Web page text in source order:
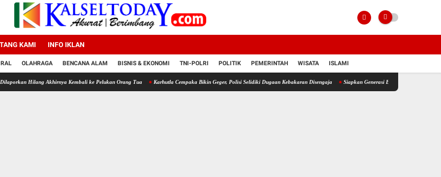
KAMI INFO IKLAN
OLAHRAGA BENCANA ALAM BISNIS & EKONOMI TNI-POLRI POLITIK PEMERINTAH WISATA ISLAMI
Akhirnya Kembali ke Pelukan Orang Tua Karhutla Cempaka Bikin Geger, Polisi Selidiki Dugaan Kebakaran Disengaja Siapkan Generasi Berkarakter, Polres HSU